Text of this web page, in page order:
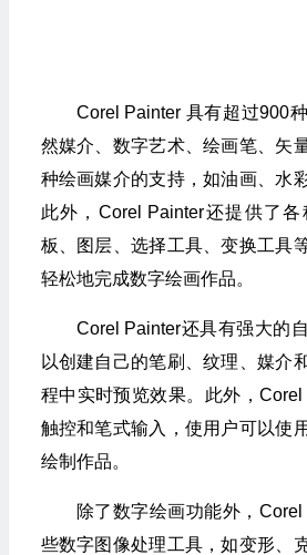
Corel Painter 具有超过900
然媒介、数字艺术、绘画笔、矢
种绘画媒介的支持，如油画、水
此外，Corel Painter还提供了
板、图层、选择工具、变换工具
轻松地完成数字绘画作品。
Corel Painter还具有强大的
以创建自己的笔刷、纹理、媒介
程中实时预览效果。此外，
触控和笔式输入，使用户可以使
绘制作品。
除了数字绘画功能外，
些数字图像处理工具，如变形、